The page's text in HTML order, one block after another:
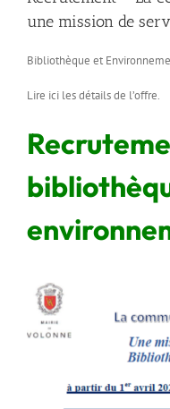
une mission de
Bibliothèque et
Lire ici les détails de l’offre.